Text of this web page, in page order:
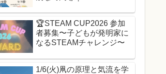
🏆️STEAM CUP2026 参加
者募集〜子どもが発明家に
なるSTEAMチャレンジ〜
1/6(火)凧の原理と気流を学